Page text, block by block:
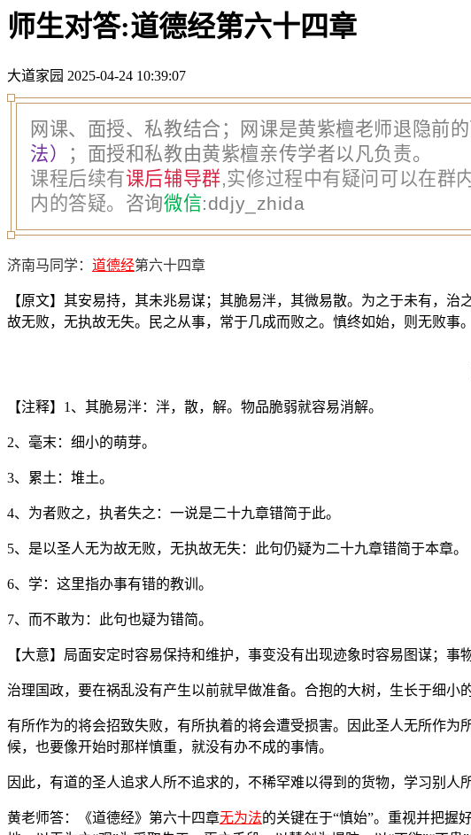
师生对答:道德经第六十四章
大道家园 2025-04-24 10:39:07
网课、面授、私教结合；网课是黄紫檀老师退隐前
法）
；面授和私教由黄紫檀亲传学者以凡负责。
课程后续有课后辅导群,实修过程中有疑问可以在群
内的答疑。 咨询微信:ddjy_zhida
济南马同学： 道德经第六十四章
【原文】其安易持，其未兆易谋；其脆易泮，其微易散。为之于未有，
故无败，无执故无失。民之从事，常于几成而败之。慎终如始，则无败事
【注释】1、其脆易泮：泮，散，解。物品脆弱就容易消解。
2、毫末：细小的萌芽。
3、累土：堆土。
4、为者败之，执者失之：一说是二十九章错简于此。
5、是以圣人无为故无败，无执故无失：此句仍疑为二十九章错简于本章。
6、学：这里指办事有错的教训。
7、而不敢为：此句也疑为错简。
【大意】局面安定时容易保持和维护，事变没有出现迹象时容易图谋；
治理国政，要在祸乱没有产生以前就早做准备。合抱的大树，生长于细小
有所作为的将会招致失败，有所执着的将会遭受损害。因此圣人无所作
候，也要像开始时那样慎重，就没有办不成的事情。
因此，有道的圣人追求人所不追求的，不稀罕难以得到的货物，学习别
黄老师答：《道德经》第六十四章无为法的关键在于“慎始”。重视并把握